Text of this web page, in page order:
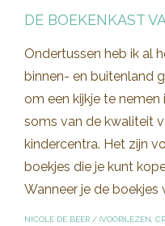
DE BOEKENKAST
Ondertussen heb ik al
binnen- en buitenland
om een kijkje te nemen
soms van de kwaliteit
kindercentra. Het zijn
boekjes die je kunt
Wanneer je de boekjes
NICOLE DE BEER / (VOOR)LEZEN